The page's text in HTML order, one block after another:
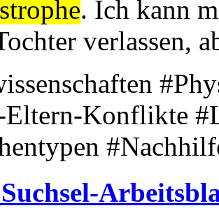
. Ich kann
verlassen,
Konflikte